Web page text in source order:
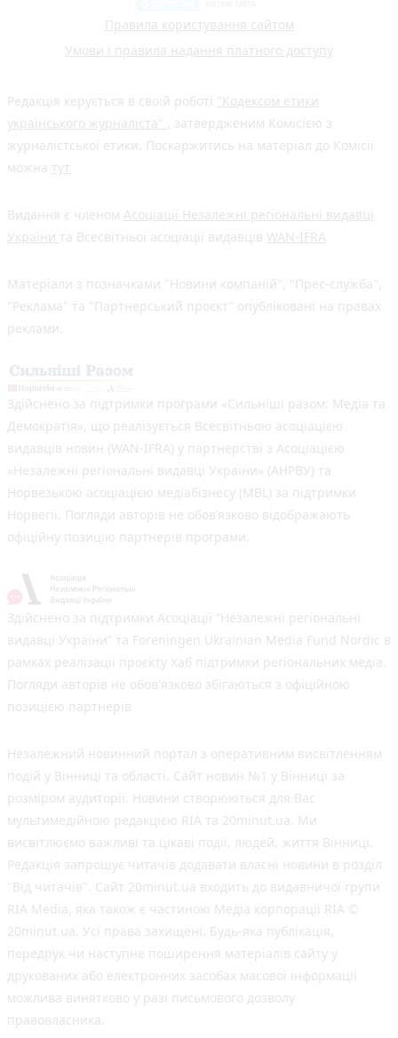
Правила користування сайтом
Умови і правила надання платного доступу
Редакція керується в своїй роботі "Кодексом етики
українського журналіста" , затвердженим Комісією з
журналістської етики. Поскаржитись на матеріал до Комісії
можна тут
Видання є членом Асоціації Незалежні регіональні видавці
України та Всесвітньої асоціації видавців WAN-IFRA
Матеріали з позначками "Новини компаній", "Прес-служба",
"Реклама" та "Партнерський проєкт" опубліковані на правах
реклами.
Здійснено за підтримки програми «Сильніші разом: Медіа та
Демократія», що реалізується Всесвітньою асоціацією
видавців новин (WAN-IFRA) у партнерстві з Асоціацією
«Незалежні регіональні видавці України» (АНРВУ) та
Норвезькою асоціацією медіабізнесу (MBL) за підтримки
Норвегії. Погляди авторів не обов’язково відображають
офіційну позицію партнерів програми.
Здійснено за підтримки Асоціації “Незалежні регіональні
видавці України” та Foreningen Ukrainian Media Fund Nordic в
рамках реалізації проєкту Хаб підтримки регіональних медіа.
Погляди авторів не обов'язково збігаються з офіційною
позицією партнерів
Незалежний новинний портал з оперативним висвітленням
подій у Вінниці та області. Сайт новин №1 у Вінниці за
розміром аудиторії. Новини створюються для Вас
мультимедійною редакцією RIA та 20minut.ua. Ми
висвітлюємо важливі та цікаві події, людей, життя Вінниці.
Редакція запрошує читачів додавати власні новини в розділ
"Від читачів". Сайт 20minut.ua входить до видавничої групи
RIA Media, яка також є частиною Медіа корпорації RIA ©
20minut.ua. Усі права захищені. Будь-яка публiкацiя,
передрук чи наступне поширення матеріалів сайту у
друкованих або електронних засобах масової інформації
можлива винятково у разі письмового дозволу
правовласника.